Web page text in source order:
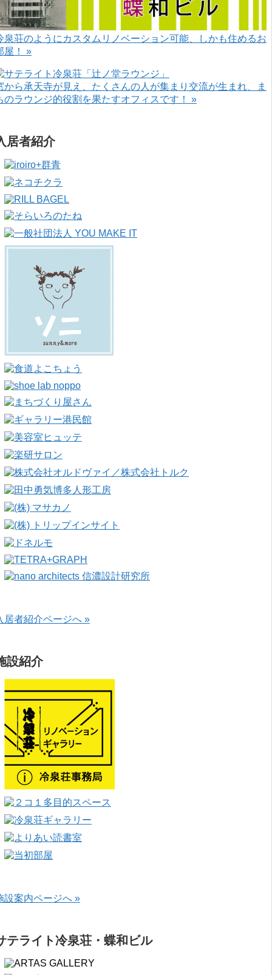
泉荘のようにカスタムリノベーション可能、しかも住めるお
屋！ »
から承天寺が見え、たくさんの人が集まり交流が生まれ、ま
のラウンジ的役割を果たすオフィスです！ »
居者紹介
居者紹介ページへ »
設紹介
設案内ページへ »
テライト冷泉荘・蝶和ビル